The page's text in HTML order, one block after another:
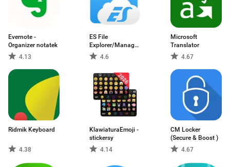
Evernote -
Organizer notatek
4.13
ES File
Explorer/Manager
PRO 4.6
Microsoft
Translator
4.67
Ridmik Keyboard
4.38
KlawiaturaEmoji -
stickersy
4.14
CM Locker
(Secure & Boost )
4.67